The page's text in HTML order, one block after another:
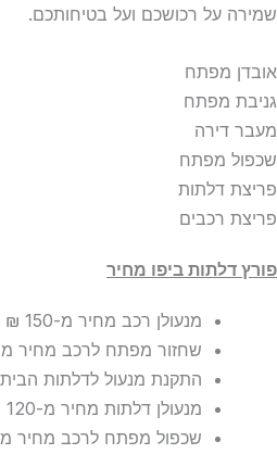
שמירה על רכושכם ועל בטיחותכם.
אובדן מפתח
גניבת מפתח
מעבר דירה
שכפול מפתח
פריצת דלתות
פריצת רכבים
פורץ דלתות ביפו מחיר
מנעולן רכב מחיר מ-150 ₪
שחזור מפתח לרכב מחיר מ-
התקנת מנעול לדלתות
מנעולן דלתות מחיר מ-120 ₪
שכפול מפתח לרכב מחיר מ-